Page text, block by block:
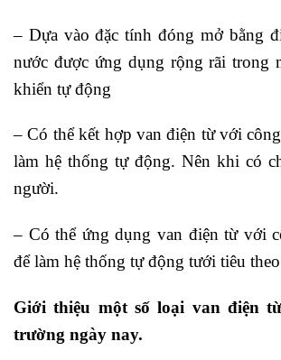
– Dựa vào đặc tính đóng mở bằng
nước được ứng dụng rộng rãi trong
khiển tự động
– Có thể kết hợp van điện từ với
làm hệ thống tự động. Nên khi có
người.
– Có thể ứng dụng van điện từ với
để làm hệ thống tự động tưới tiêu
Giới thiệu một số loại van điện
trường ngày nay.